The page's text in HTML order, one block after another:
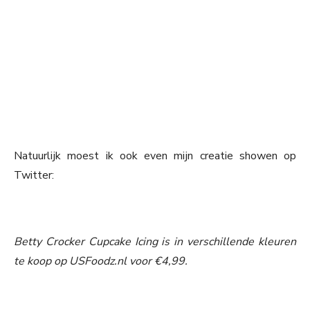
Natuurlijk moest ik ook even mijn creatie showen op
Twitter:
Betty Crocker Cupcake Icing is in verschillende kleuren
te koop op USFoodz.nl voor €4,99.